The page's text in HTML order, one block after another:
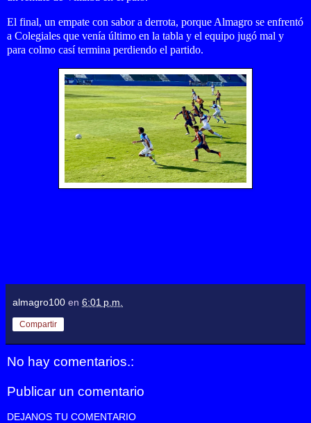
El final, un empate con sabor a derrota, porque Almagro se enfrentó
a Colegiales que venía último en la tabla y el equipo jugó mal y
para colmo casí termina perdiendo el partido.
almagro100 en 6:01 p.m.
Compartir
No hay comentarios.:
Publicar un comentario
DEJANOS TU COMENTARIO